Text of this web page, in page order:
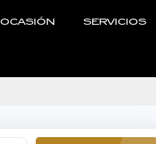
OCASIÓN SERVICIOS